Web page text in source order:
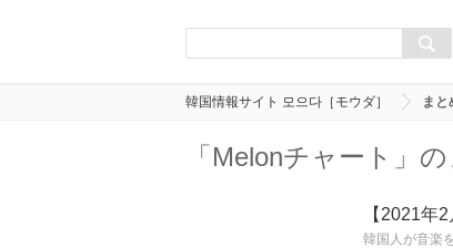
韓国情報サイト 모으다［モウダ］ まと
「Melonチャート」
【2021年
韓国人が音楽